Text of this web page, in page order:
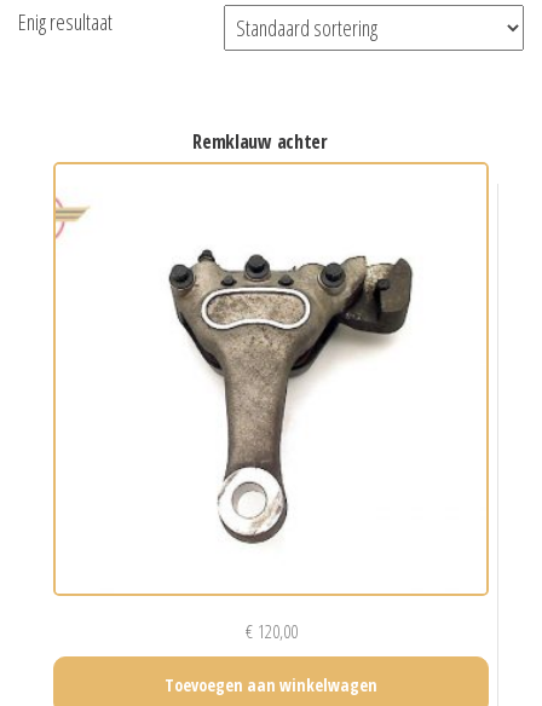
Enig resultaat
remklauw achter
€120,00
Toevoegen aan winkelwagen